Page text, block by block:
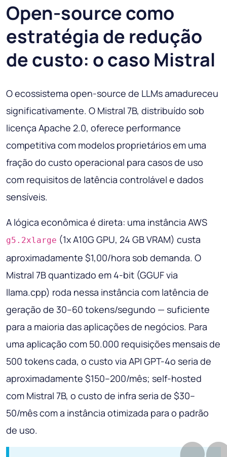
Open-source como
estratégia de redução
de custo: o caso Mistral
O ecossistema open-source de LLMs amadureceu
significativamente. O Mistral 7B, distribuído sob
licença Apache 2.0, oferece performance
competitiva com modelos proprietários em uma
fração do custo operacional para casos de uso
com requisitos de latência controlável e dados
sensíveis.
A lógica econômica é direta: uma instância AWS
g5.2xlarge (1x A10G GPU, 24 GB VRAM) custa
aproximadamente $1,00/hora sob demanda. O
Mistral 7B quantizado em 4-bit (GGUF via
llama.cpp) roda nessa instância com latência de
geração de 30–60 tokens/segundo — suficiente
para a maioria das aplicações de negócios. Para
uma aplicação com 50.000 requisições mensais de
500 tokens cada, o custo via API GPT-4o seria de
aproximadamente $150–200/mês; self-hosted
com Mistral 7B, o custo de infra seria de $30–
50/mês com a instância otimizada para o padrão
de uso.